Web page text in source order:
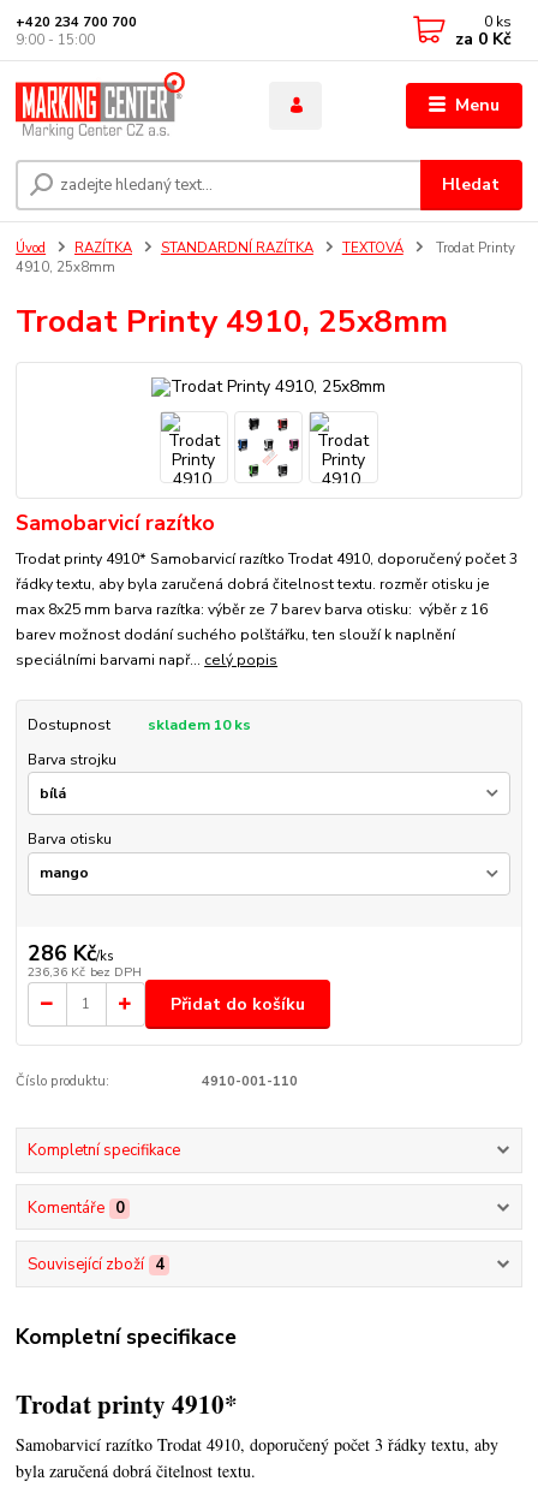
Menu
Hledat
+420 234 700 700
9:00 - 15:00
0 ks
za 0 Kč
Úvod RAZÍTKA STANDARDNÍ RAZÍTKA TEXTOVÁ
Trodat Printy
4910, 25x8mm
Trodat Printy 4910, 25x8mm
Samobarvicí razítko
Trodat printy 4910* Samobarvicí razítko Trodat 4910, doporučený počet 3
řádky textu, aby byla zaručená dobrá čitelnost textu. rozměr otisku je
max 8x25 mm barva razítka: výběr ze 7 barev barva otisku: výběr z 16
barev možnost dodání suchého polštářku, ten slouží k naplnění
speciálními barvami např... celý popis
Dostupnost
skladem 10 ks
Barva strojku
Barva otisku
286 Kč/ks
236,36 Kč bez DPH
Přidat do košíku
Číslo produktu: 4910-001-110
Kompletní specifikace
Komentáře 0
Související zboží 4
Kompletní specifikace
Trodat printy 4910*
Samobarvicí razítko Trodat 4910, doporučený počet 3 řádky textu,aby
byla zaručená dobrá čitelnost textu.